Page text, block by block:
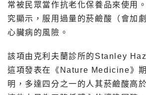
常被民眾當作抗老化保養品來使用
究顯示，服用過量的菸鹼酸（會加
心臟病的風險。
該項由克利夫蘭診所的Stanley
這項發表在《Nature Medicine》
明，多達四分之一的人其菸鹼酸高